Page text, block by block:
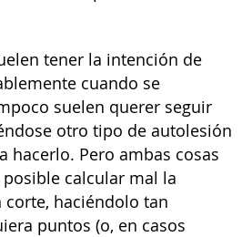
tener la intención de
cuando se
suelen querer seguir
otro tipo de autolesión
hacerlo. Pero ambas cosas
calcular mal la
haciéndolo tan
puntos (o, en casos